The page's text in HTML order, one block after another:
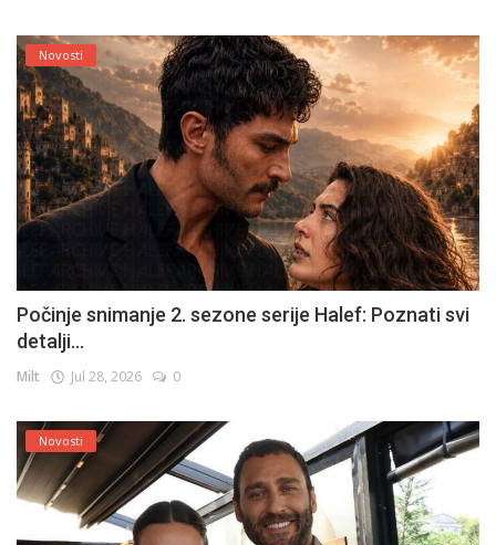
Novosti
Počinje snimanje 2. sezone serije Halef: Poznati svi
detalji...
Milt Jul 28, 2026 0
Novosti